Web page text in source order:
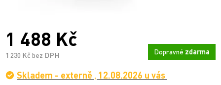
1 488 Kč
1 230 Kč bez DPH Dopravné zdarma
Skladem - externě , 12.08.2026 u vás